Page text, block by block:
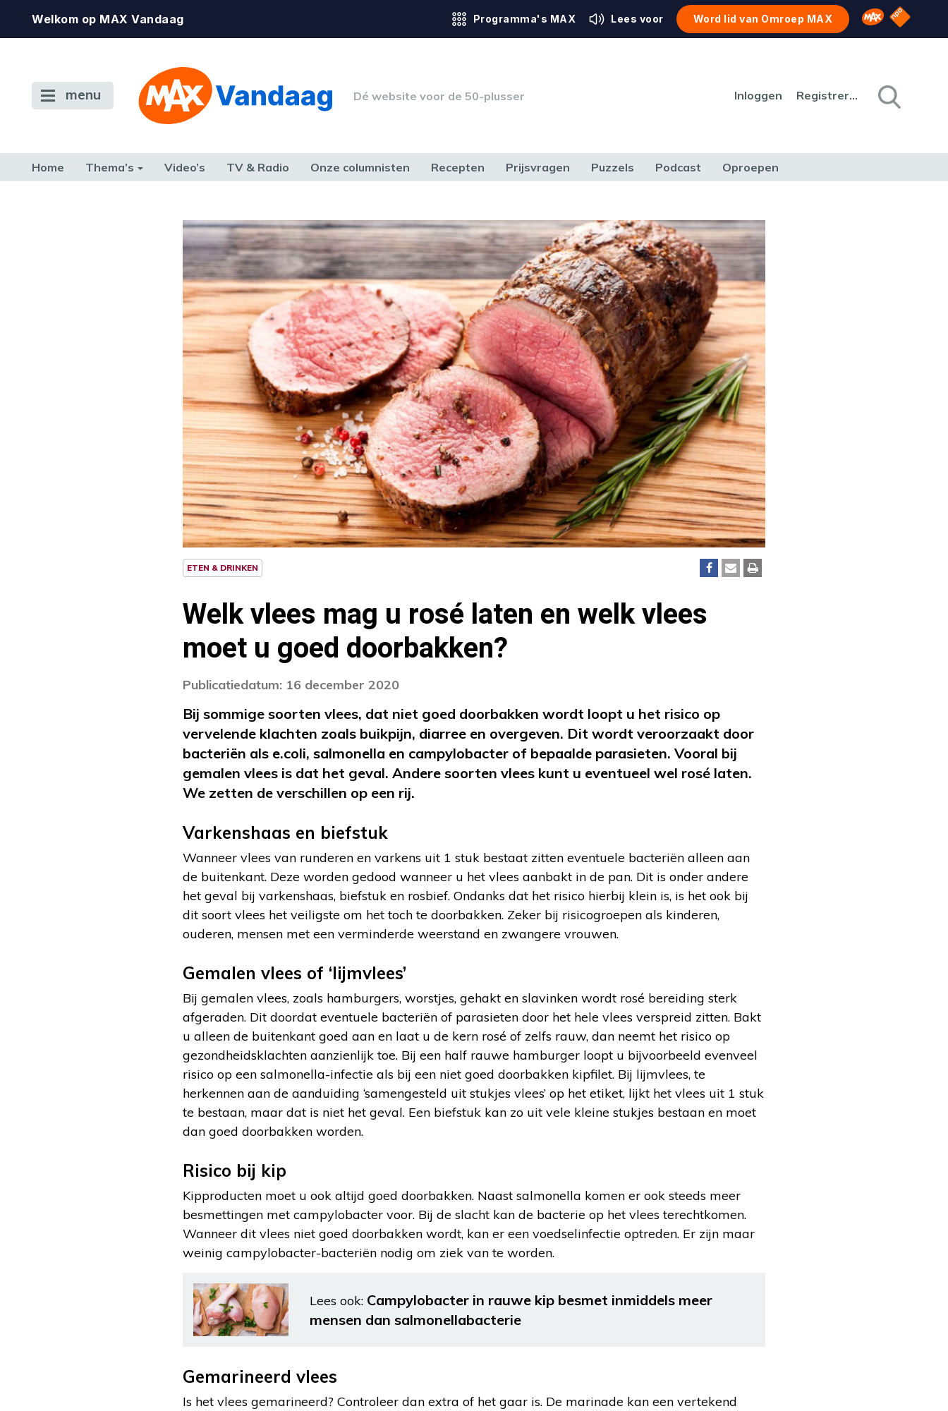
Welkom op MAX Vandaag Programma's MAX Lees voor Word lid van Omroep MAX Omroep MAX
NPO
menu Dé website voor de 50-plusser Inloggen Registreren
Home Thema’s Video’s TV & Radio Onze columnisten Recepten Prijsvragen Puzzels Podcast Oproepen
ETEN & DRINKEN
Welk vlees mag u rosé laten en welk vlees
moet u goed doorbakken?
Publicatiedatum: 16 december 2020
Bij sommige soorten vlees, dat niet goed doorbakken wordt loopt u het risico op
vervelende klachten zoals buikpijn, diarree en overgeven. Dit wordt veroorzaakt door
bacteriën als e.coli, salmonella en campylobacter of bepaalde parasieten. Vooral bij
gemalen vlees is dat het geval. Andere soorten vlees kunt u eventueel wel rosé laten.
We zetten de verschillen op een rij.
Varkenshaas en biefstuk
Wanneer vlees van runderen en varkens uit 1 stuk bestaat zitten eventuele bacteriën alleen aan
de buitenkant. Deze worden gedood wanneer u het vlees aanbakt in de pan. Dit is onder andere
het geval bij varkenshaas, biefstuk en rosbief. Ondanks dat het risico hierbij klein is, is het ook bij
dit soort vlees het veiligste om het toch te doorbakken. Zeker bij risicogroepen als kinderen,
ouderen, mensen met een verminderde weerstand en zwangere vrouwen.
Gemalen vlees of ‘lijmvlees’
Bij gemalen vlees, zoals hamburgers, worstjes, gehakt en slavinken wordt rosé bereiding sterk
afgeraden. Dit doordat eventuele bacteriën of parasieten door het hele vlees verspreid zitten. Bakt
u alleen de buitenkant goed aan en laat u de kern rosé of zelfs rauw, dan neemt het risico op
gezondheidsklachten aanzienlijk toe. Bij een half rauwe hamburger loopt u bijvoorbeeld evenveel
risico op een salmonella-infectie als bij een niet goed doorbakken kipfilet. Bij lijmvlees, te
herkennen aan de aanduiding ‘samengesteld uit stukjes vlees’ op het etiket, lijkt het vlees uit 1 stuk
te bestaan, maar dat is niet het geval. Een biefstuk kan zo uit vele kleine stukjes bestaan en moet
dan goed doorbakken worden.
Risico bij kip
Kipproducten moet u ook altijd goed doorbakken. Naast salmonella komen er ook steeds meer
besmettingen met campylobacter voor. Bij de slacht kan de bacterie op het vlees terechtkomen.
Wanneer dit vlees niet goed doorbakken wordt, kan er een voedselinfectie optreden. Er zijn maar
weinig campylobacter-bacteriën nodig om ziek van te worden.
Lees ook: Campylobacter in rauwe kip besmet inmiddels meer
mensen dan salmonellabacterie
Gemarineerd vlees
Is het vlees gemarineerd? Controleer dan extra of het gaar is. De marinade kan een vertekend